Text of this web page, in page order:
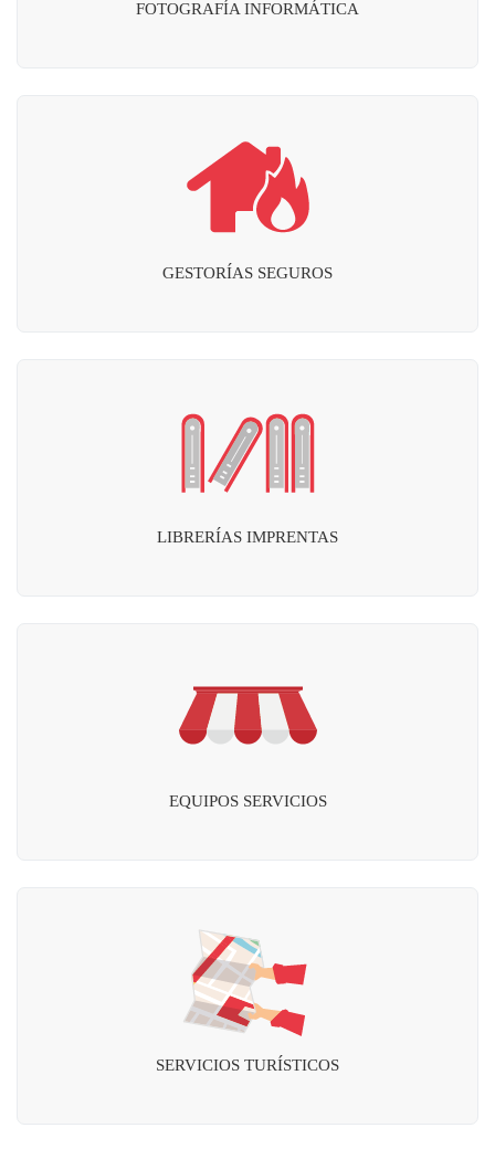
FOTOGRAFÍA INFORMÁTICA
GESTORÍAS SEGUROS
LIBRERÍAS IMPRENTAS
EQUIPOS SERVICIOS
SERVICIOS TURÍSTICOS